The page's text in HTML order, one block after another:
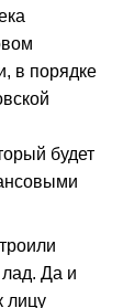
в порядке
будет
Да и
лицу